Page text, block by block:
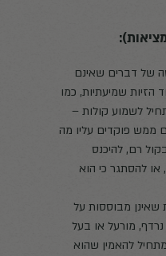
של דברים שאינם
הזיות שמיעתיות, כמו
לשמוע קולות –
ממש פוקדים עליו מה
רם, להיכנס
או להסתגר כי הוא
שאינן מבוססות על
מורעל או בעל
להאמין שהוא